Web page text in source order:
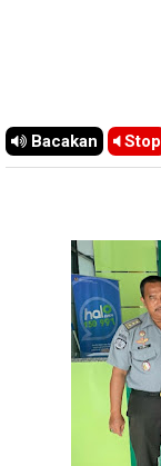
Bacakan Stop